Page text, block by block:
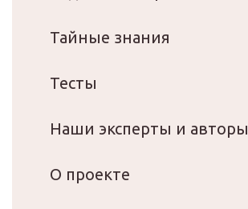
Тайные знания
Тесты
Наши эксперты и авторы
О проекте